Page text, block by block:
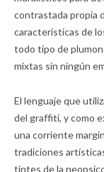
contrastada propia
características de
todo tipo de
mixtas sin ningún
El lenguaje que
del graffiti, y como
una corriente
tradiciones
tintes de la